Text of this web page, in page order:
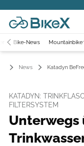
Bike-News Mountainbike
News Katadyn
KATADYN:
FILTERSYSTEM
Unterwegs